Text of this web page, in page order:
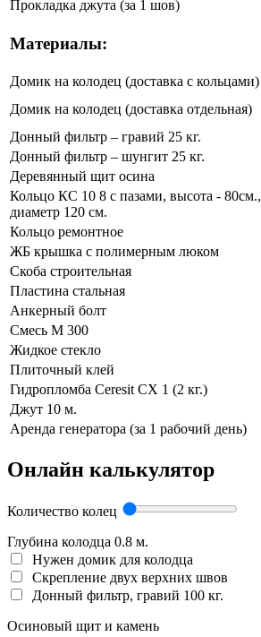
Прокладка джута (за 1 шов)
Материалы:
Домик на колодец (доставка с кольцами)
Домик на колодец (доставка отдельная)
Донный фильтр – гравий 25 кг.
Донный фильтр – шунгит 25 кг.
Деревянный щит осина
Кольцо КС 10 8 с пазами, высота - 80см.,
диаметр 120 см.
Кольцо ремонтное
ЖБ крышка с полимерным люком
Скоба строительная
Пластина стальная
Анкерный болт
Смесь М 300
Жидкое стекло
Плиточный клей
Гидропломба Ceresit CX 1 (2 кг.)
Джут 10 м.
Аренда генератора (за 1 рабочий день)
Онлайн калькулятор
Количество колец
Глубина колодца 0.8 м.
Нужен домик для колодца
Скрепление двух верхних швов
Донный фильтр, гравий 100 кг.
Осиновый щит и камень